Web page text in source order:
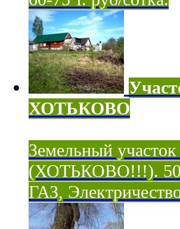
ХОТЬКОВО
Земельный
(ХОТЬКОВО!!!).
ГАЗ,